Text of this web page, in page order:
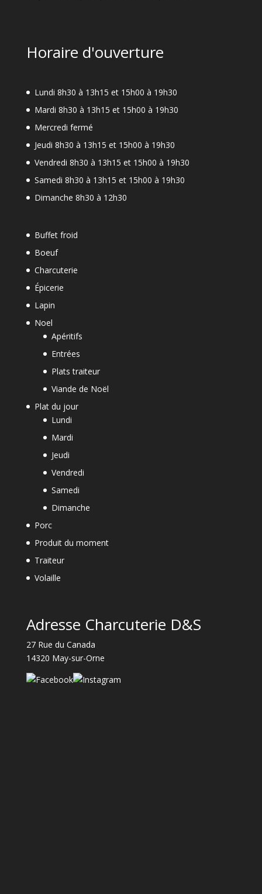
Horaire d'ouverture
Lundi 8h30 à 13h15 et 15h00 à 19h30
Mardi 8h30 à 13h15 et 15h00 à 19h30
Mercredi fermé
Jeudi 8h30 à 13h15 et 15h00 à 19h30
Vendredi 8h30 à 13h15 et 15h00 à 19h30
Samedi 8h30 à 13h15 et 15h00 à 19h30
Dimanche 8h30 à 12h30
Buffet froid
Boeuf
Charcuterie
Épicerie
Lapin
Noel
Apéritifs
Entrées
Plats traiteur
Viande de Noël
Plat du jour
Lundi
Mardi
Jeudi
Vendredi
Samedi
Dimanche
Porc
Produit du moment
Traiteur
Volaille
Adresse Charcuterie D&S
27 Rue du Canada
14320 May-sur-Orne